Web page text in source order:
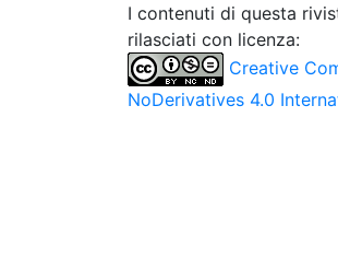
I contenuti di questa
rilasciati con licenza:
Creative
NoDerivatives 4.0